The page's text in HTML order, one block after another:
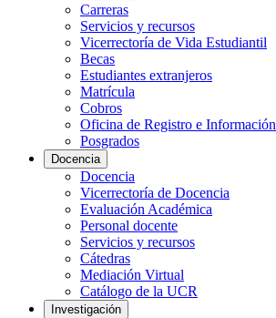
Carreras
Servicios y recursos
Vicerrectoría de Vida Estudiantil
Becas
Estudiantes extranjeros
Matrícula
Cobros
Oficina de Registro e Información
Posgrados
Docencia
Docencia
Vicerrectoría de Docencia
Evaluación Académica
Personal docente
Servicios y recursos
Cátedras
Mediación Virtual
Catálogo de la UCR
Investigación